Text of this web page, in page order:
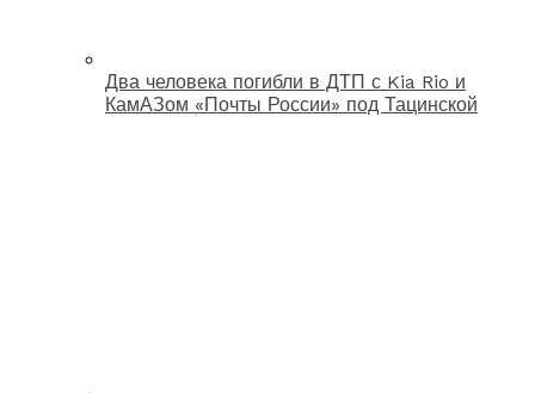
Два человека погибли в ДТП с Kia Rio и
КамАЗом «Почты России» под Тацинской